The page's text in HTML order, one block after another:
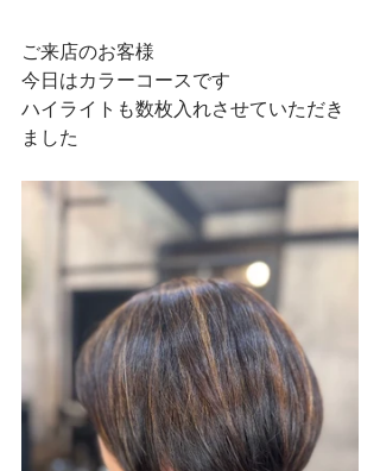
ご来店のお客様
今日はカラーコースです
ハイライトも数枚入れさせていただき
ました